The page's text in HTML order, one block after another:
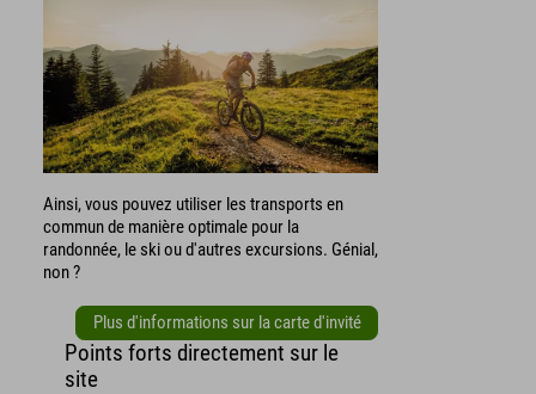
Ainsi, vous pouvez utiliser les transports en
commun de manière optimale pour la
randonnée, le ski ou d'autres excursions. Génial,
non ?
Plus d'informations sur la carte d'invité
Points forts directement sur le
site